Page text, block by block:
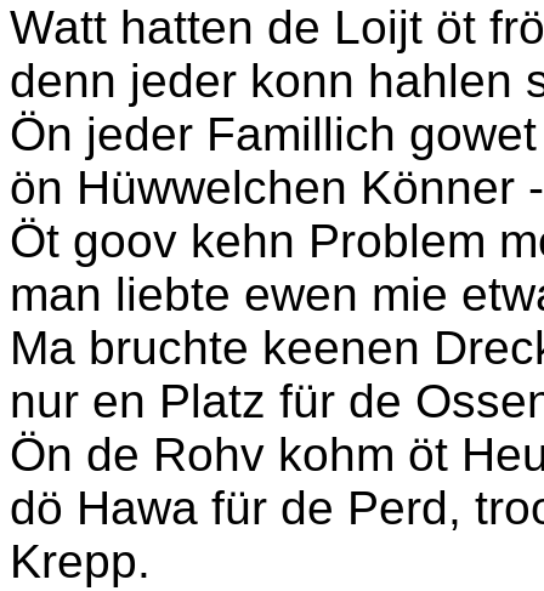
Watt hatten de Loijt öt
denn jeder konn hahlen
Ön jeder Famillich
ön Hüwwelchen Könner
Öt goov kehn Problem
man liebte ewen mie
Ma bruchte keenen
nur en Platz für de
Ön de Rohv kohm öt
dö Hawa für de Perd,
Krepp.